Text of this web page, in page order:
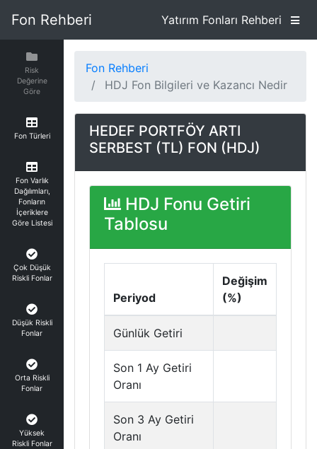
Fon Rehberi Yatırım Fonları Rehberi
Risk
Değerine
Göre
Fon Türleri
Fon Varlık
Dağılımları,
Fonların
İçeriklere
Göre Listesi
Çok Düşük
Riskli Fonlar
Düşük Riskli
Fonlar
Orta Riskli
Fonlar
Yüksek
Riskli Fonlar
Fon Rehberi
HDJ Fon Bilgileri ve Kazancı Nedir
HEDEF PORTFÖY ARTI
SERBEST (TL) FON (HDJ)
HDJ Fonu Getiri
Tablosu
Periyod
Değişim
(%)
Günlük Getiri
Son 1 Ay Getiri
Oranı
Son 3 Ay Getiri
Oranı